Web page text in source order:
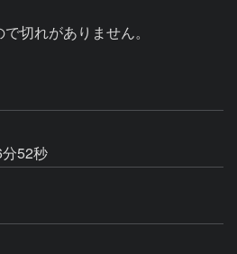
切れがありません。
52秒